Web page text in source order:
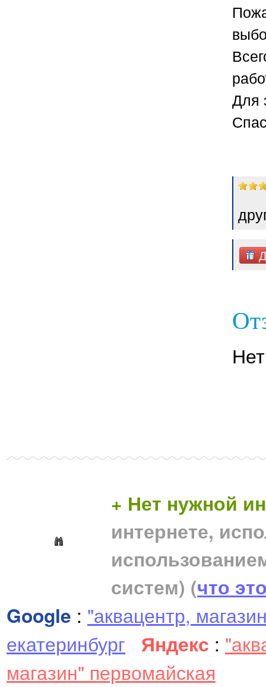
Для
+ Нет нужной
интернете,
систем) (что
Google : "аквацентр,
екатеринбург
Яндекс :
магазин" первомайская